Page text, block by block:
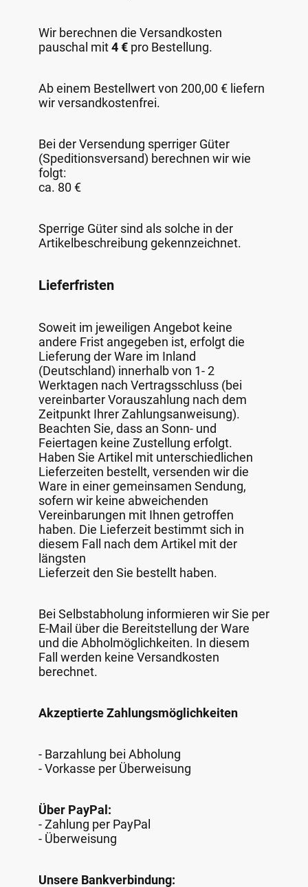
Wir berechnen die Versandkosten
pauschal mit4 € pro Bestellung.
Ab einem Bestellwert von 200,00 € liefern
wir versandkostenfrei.
Bei der Versendung sperriger Güter
(Speditionsversand) berechnen wir wie
folgt:
ca. 80 €
Sperrige Güter sind als solche in der
Artikelbeschreibung gekennzeichnet.
Lieferfristen
Soweit im jeweiligen Angebot keine
andere Frist angegeben ist, erfolgt die
Lieferung der Ware im Inland
(Deutschland) innerhalb von 1- 2
Werktagen nach Vertragsschluss (bei
vereinbarter Vorauszahlung nach dem
Zeitpunkt Ihrer Zahlungsanweisung).
Beachten Sie, dass an Sonn- und
Feiertagen keine Zustellung erfolgt.
Haben Sie Artikel mit unterschiedlichen
Lieferzeiten bestellt, versenden wir die
Ware in einer gemeinsamen Sendung,
sofern wir keine abweichenden
Vereinbarungen mit Ihnen getroffen
haben. Die Lieferzeit bestimmt sich in
diesem Fall nach dem Artikel mit der
längsten
Lieferzeit den Sie bestellt haben.
Bei Selbstabholung informieren wir Sie per
E-Mail über die Bereitstellung der Ware
und die Abholmöglichkeiten. In diesem
Fall werden keine Versandkosten
berechnet.
Akzeptierte Zahlungsmöglichkeiten
- Barzahlung bei Abholung
- Vorkasse per Überweisung
Über PayPal:
- Zahlung per PayPal
- Überweisung
Unsere Bankverbindung: